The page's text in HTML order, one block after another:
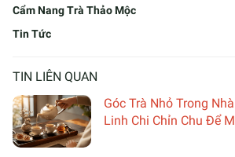
Cẩm Nang Trà Thảo Mộc
Tin Tức
TIN LIÊN QUAN
Góc Trà Nhỏ Trong
Linh Chi Chỉn Chu Để